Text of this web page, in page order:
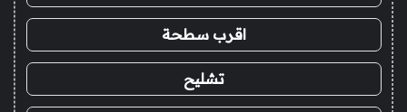
اقرب سطحة
تشليح